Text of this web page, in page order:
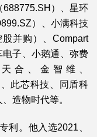
688775.SH）、星环
）、小满科技
并购）、Compart
子、小鹅通、弥费
合、金智维、
此芯科技、同盾科
造物时代等。
利。他入选2021、